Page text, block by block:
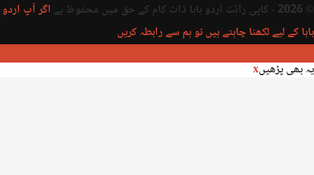
© 2026 - کاپی رائٹ اردو بابا ڈاٹ کام کے حق میں محفوظ ہے
اگر آپ اردو
بابا کے لیے لکھنا چاہتے ہیں تو ہم سے رابطہ کریں
یہ بھی پڑھیںx